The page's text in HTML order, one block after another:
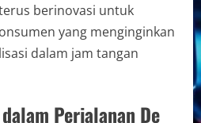
berinovasi untuk
yang menginginkan
dalam jam tangan
Perjalanan De